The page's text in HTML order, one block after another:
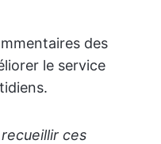
des
le service
ces